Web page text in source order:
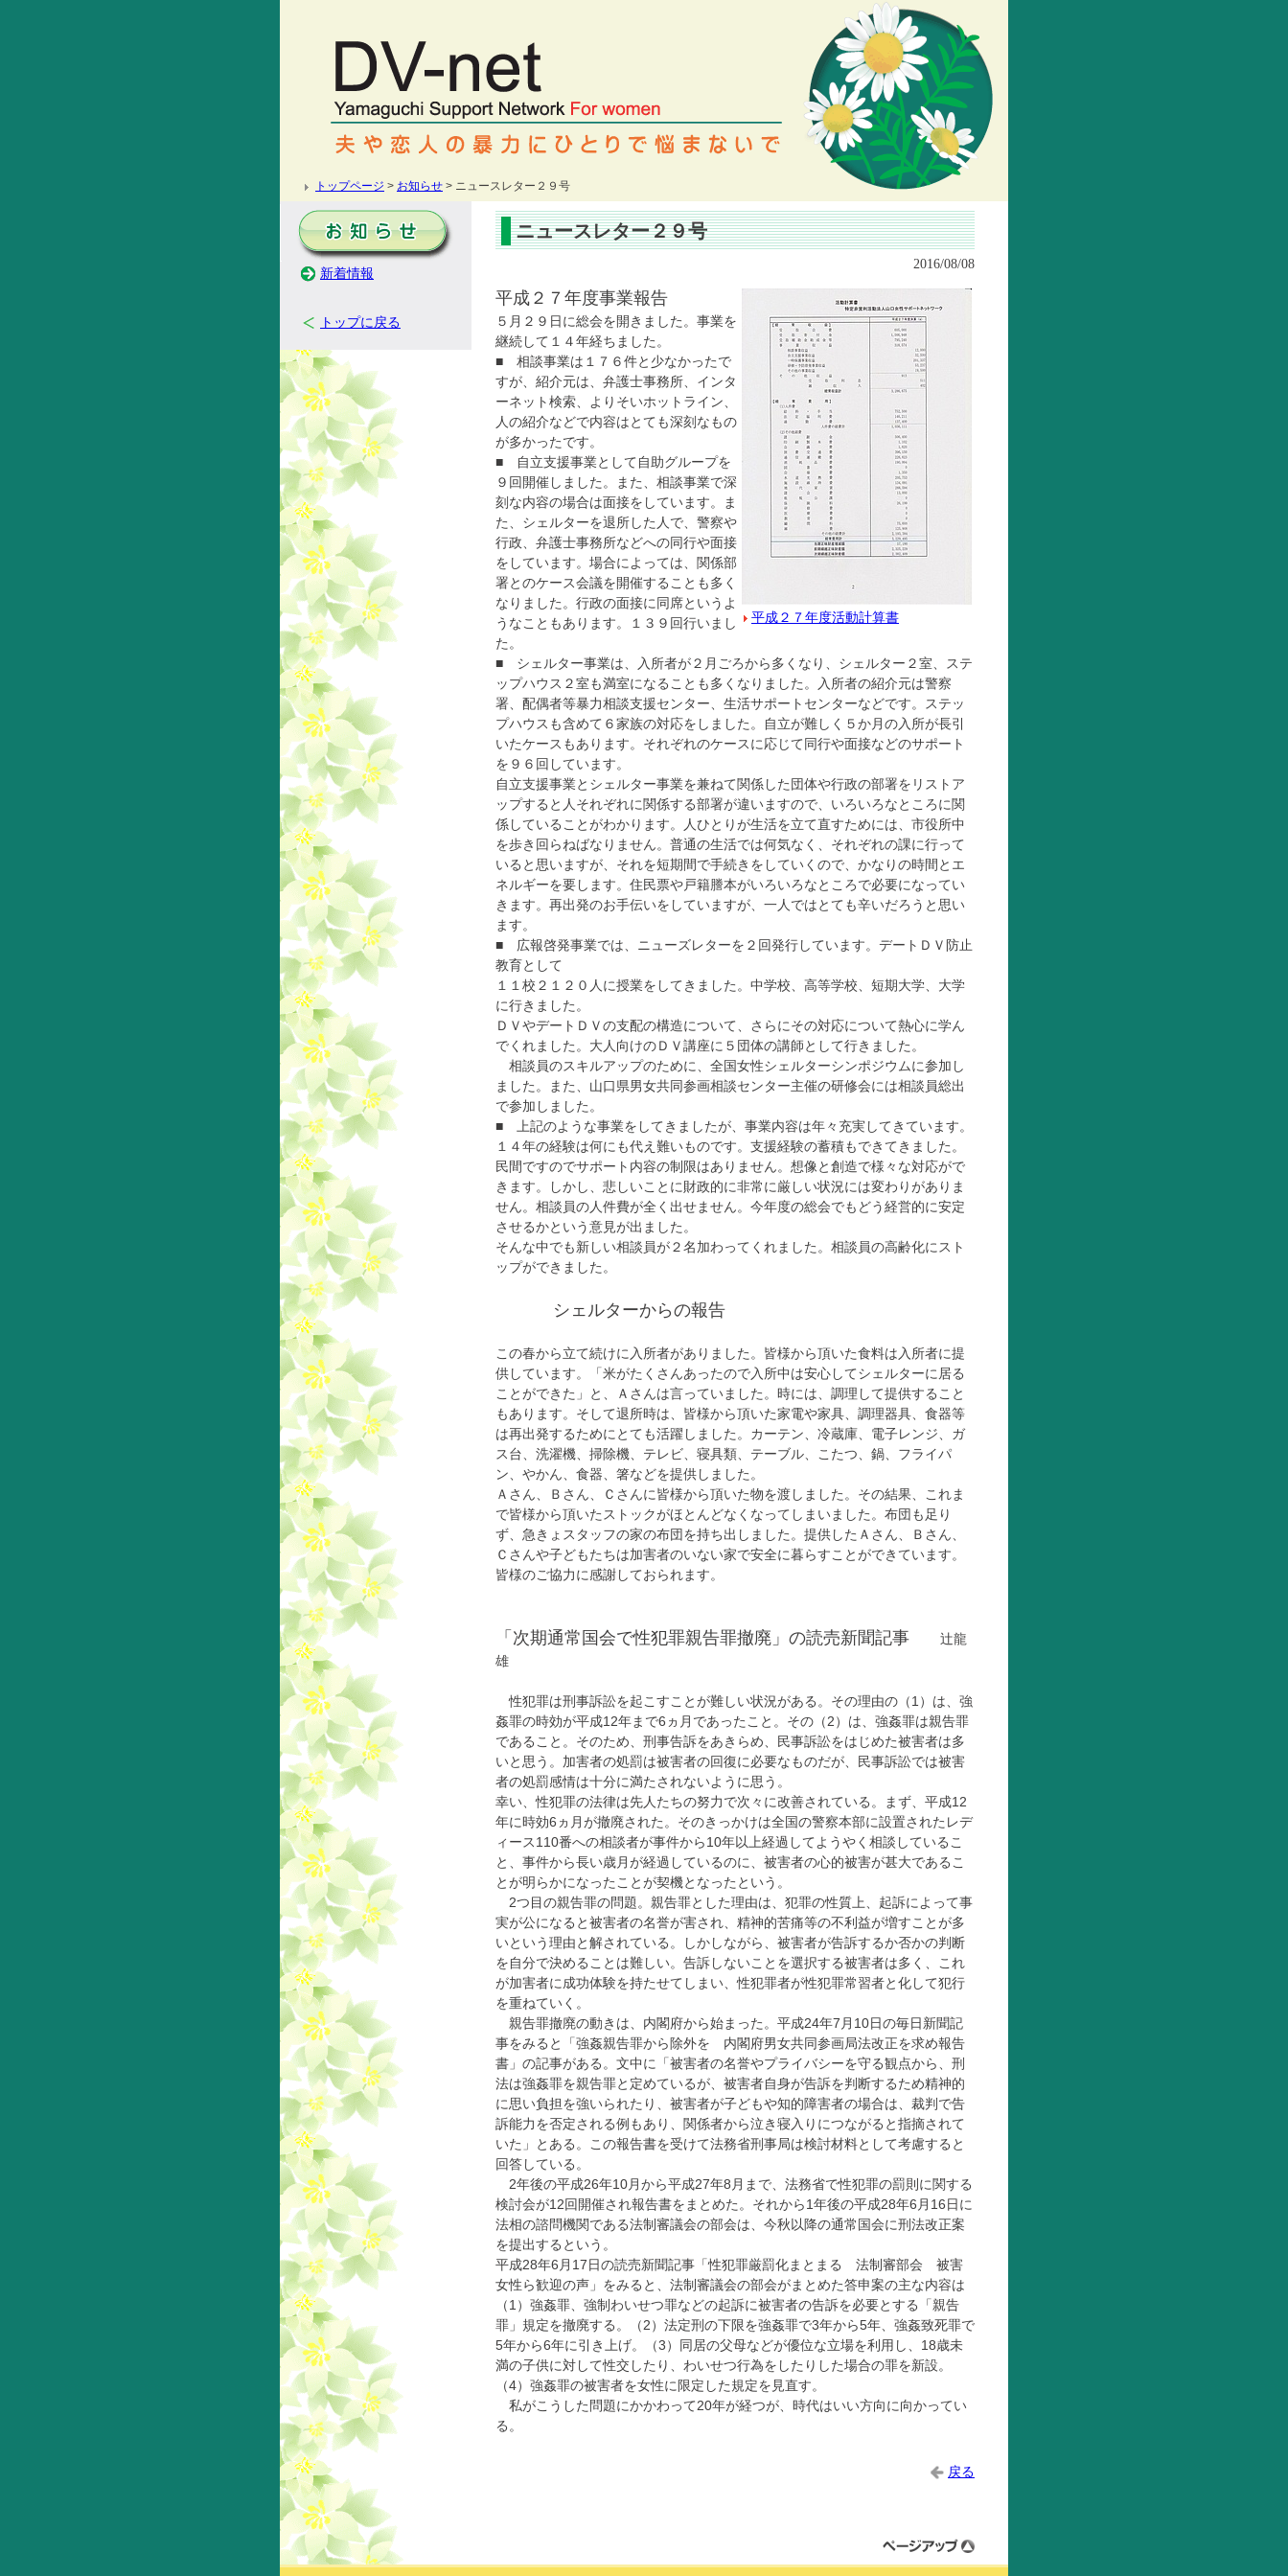
トップページ > お知らせ > ニュースレター２９号
新着情報
トップに戻る
ニュースレター２９号
2016/08/08
平成２７年度活動計算書
平成２７年度事業報告
５月２９日に総会を開きました。事業を
継続して１４年経ちました。
■ 相談事業は１７６件と少なかったで
すが、紹介元は、弁護士事務所、インタ
ーネット検索、よりそいホットライン、
人の紹介などで内容はとても深刻なもの
が多かったです。
■ 自立支援事業として自助グループを
９回開催しました。また、相談事業で深
刻な内容の場合は面接をしています。ま
た、シェルターを退所した人で、警察や
行政、弁護士事務所などへの同行や面接
をしています。場合によっては、関係部
署とのケース会議を開催することも多く
なりました。行政の面接に同席というよ
うなこともあります。１３９回行いまし
た。
■ シェルター事業は、入所者が２月ごろから多くなり、シェルター２室、ステ
ップハウス２室も満室になることも多くなりました。入所者の紹介元は警察
署、配偶者等暴力相談支援センター、生活サポートセンターなどです。ステッ
プハウスも含めて６家族の対応をしました。自立が難しく５か月の入所が長引
いたケースもあります。それぞれのケースに応じて同行や面接などのサポート
を９６回しています。
自立支援事業とシェルター事業を兼ねて関係した団体や行政の部署をリストア
ップすると人それぞれに関係する部署が違いますので、いろいろなところに関
係していることがわかります。人ひとりが生活を立て直すためには、市役所中
を歩き回らねばなりません。普通の生活では何気なく、それぞれの課に行って
いると思いますが、それを短期間で手続きをしていくので、かなりの時間とエ
ネルギーを要します。住民票や戸籍謄本がいろいろなところで必要になってい
きます。再出発のお手伝いをしていますが、一人ではとても辛いだろうと思い
ます。
■ 広報啓発事業では、ニューズレターを２回発行しています。デートＤＶ防止
教育として
１１校２１２０人に授業をしてきました。中学校、高等学校、短期大学、大学
に行きました。
ＤＶやデートＤＶの支配の構造について、さらにその対応について熱心に学ん
でくれました。大人向けのＤＶ講座に５団体の講師として行きました。
相談員のスキルアップのために、全国女性シェルターシンポジウムに参加し
ました。また、山口県男女共同参画相談センター主催の研修会には相談員総出
で参加しました。
■ 上記のような事業をしてきましたが、事業内容は年々充実してきています。
１４年の経験は何にも代え難いものです。支援経験の蓄積もできてきました。
民間ですのでサポート内容の制限はありません。想像と創造で様々な対応がで
きます。しかし、悲しいことに財政的に非常に厳しい状況には変わりがありま
せん。相談員の人件費が全く出せません。今年度の総会でもどう経営的に安定
させるかという意見が出ました。
そんな中でも新しい相談員が２名加わってくれました。相談員の高齢化にスト
ップができました。
シェルターからの報告
この春から立て続けに入所者がありました。皆様から頂いた食料は入所者に提
供しています。「米がたくさんあったので入所中は安心してシェルターに居る
ことができた」と、Ａさんは言っていました。時には、調理して提供すること
もあります。そして退所時は、皆様から頂いた家電や家具、調理器具、食器等
は再出発するためにとても活躍しました。カーテン、冷蔵庫、電子レンジ、ガ
ス台、洗濯機、掃除機、テレビ、寝具類、テーブル、こたつ、鍋、フライパ
ン、やかん、食器、箸などを提供しました。
Ａさん、Ｂさん、Ｃさんに皆様から頂いた物を渡しました。その結果、これま
で皆様から頂いたストックがほとんどなくなってしまいました。布団も足り
ず、急きょスタッフの家の布団を持ち出しました。提供したＡさん、Ｂさん、
Ｃさんや子どもたちは加害者のいない家で安全に暮らすことができています。
皆様のご協力に感謝しておられます。
「次期通常国会で性犯罪親告罪撤廃」の読売新聞記事
辻龍
雄
性犯罪は刑事訴訟を起こすことが難しい状況がある。その理由の（1）は、強
姦罪の時効が平成12年まで6ヵ月であったこと。その（2）は、強姦罪は親告罪
であること。そのため、刑事告訴をあきらめ、民事訴訟をはじめた被害者は多
いと思う。加害者の処罰は被害者の回復に必要なものだが、民事訴訟では被害
者の処罰感情は十分に満たされないように思う。
幸い、性犯罪の法律は先人たちの努力で次々に改善されている。まず、平成12
年に時効6ヵ月が撤廃された。そのきっかけは全国の警察本部に設置されたレデ
ィース110番への相談者が事件から10年以上経過してようやく相談しているこ
と、事件から長い歳月が経過しているのに、被害者の心的被害が甚大であるこ
とが明らかになったことが契機となったという。
2つ目の親告罪の問題。親告罪とした理由は、犯罪の性質上、起訴によって事
実が公になると被害者の名誉が害され、精神的苦痛等の不利益が増すことが多
いという理由と解されている。しかしながら、被害者が告訴するか否かの判断
を自分で決めることは難しい。告訴しないことを選択する被害者は多く、これ
が加害者に成功体験を持たせてしまい、性犯罪者が性犯罪常習者と化して犯行
を重ねていく。
親告罪撤廃の動きは、内閣府から始まった。平成24年7月10日の毎日新聞記
事をみると「強姦親告罪から除外を 内閣府男女共同参画局法改正を求め報告
書」の記事がある。文中に「被害者の名誉やプライバシーを守る観点から、刑
法は強姦罪を親告罪と定めているが、被害者自身が告訴を判断するため精神的
に思い負担を強いられたり、被害者が子どもや知的障害者の場合は、裁判で告
訴能力を否定される例もあり、関係者から泣き寝入りにつながると指摘されて
いた」とある。この報告書を受けて法務省刑事局は検討材料として考慮すると
回答している。
2年後の平成26年10月から平成27年8月まで、法務省で性犯罪の罰則に関する
検討会が12回開催され報告書をまとめた。それから1年後の平成28年6月16日に
法相の諮問機関である法制審議会の部会は、今秋以降の通常国会に刑法改正案
を提出するという。
平成28年6月17日の読売新聞記事「性犯罪厳罰化まとまる 法制審部会 被害
女性ら歓迎の声」をみると、法制審議会の部会がまとめた答申案の主な内容は
（1）強姦罪、強制わいせつ罪などの起訴に被害者の告訴を必要とする「親告
罪」規定を撤廃する。（2）法定刑の下限を強姦罪で3年から5年、強姦致死罪で
5年から6年に引き上げ。（3）同居の父母などが優位な立場を利用し、18歳未
満の子供に対して性交したり、わいせつ行為をしたりした場合の罪を新設。
（4）強姦罪の被害者を女性に限定した規定を見直す。
私がこうした問題にかかわって20年が経つが、時代はいい方向に向かってい
る。
戻る